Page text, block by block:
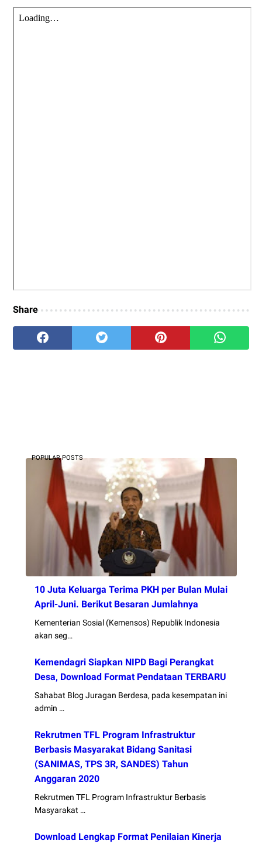
Share
POPULAR POSTS
10 Juta Keluarga Terima PKH per Bulan Mulai
April-Juni. Berikut Besaran Jumlahnya
Kementerian Sosial (Kemensos) Republik Indonesia
akan seg…
Kemendagri Siapkan NIPD Bagi Perangkat
Desa, Download Format Pendataan TERBARU
Sahabat Blog Juragan Berdesa, pada kesempatan ini
admin …
Rekrutmen TFL Program Infrastruktur
Berbasis Masyarakat Bidang Sanitasi
(SANIMAS, TPS 3R, SANDES) Tahun
Anggaran 2020
Rekrutmen TFL Program Infrastruktur Berbasis
Masyarakat …
Download Lengkap Format Penilaian Kinerja